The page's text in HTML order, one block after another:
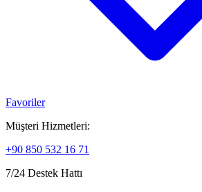
Favoriler
Müşteri Hizmetleri:
+90 850 532 16 71
7/24 Destek Hattı